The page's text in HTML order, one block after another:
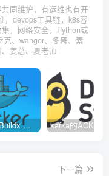
同维护，有运维也有开
，devops工具链，k8s容
，网络安全，Python或
、wanger、冬哥、素
姜总、夏老师
使用 Docker Buildx 构建多种系统架构镜像
下一篇